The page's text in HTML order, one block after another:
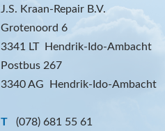
J.S. Kraan-Repair B.V.
Grotenoord 6
3341 LT Hendrik-Ido-Ambacht
Postbus 267
3340 AG Hendrik-Ido-Ambacht
T
(078) 681 55 61